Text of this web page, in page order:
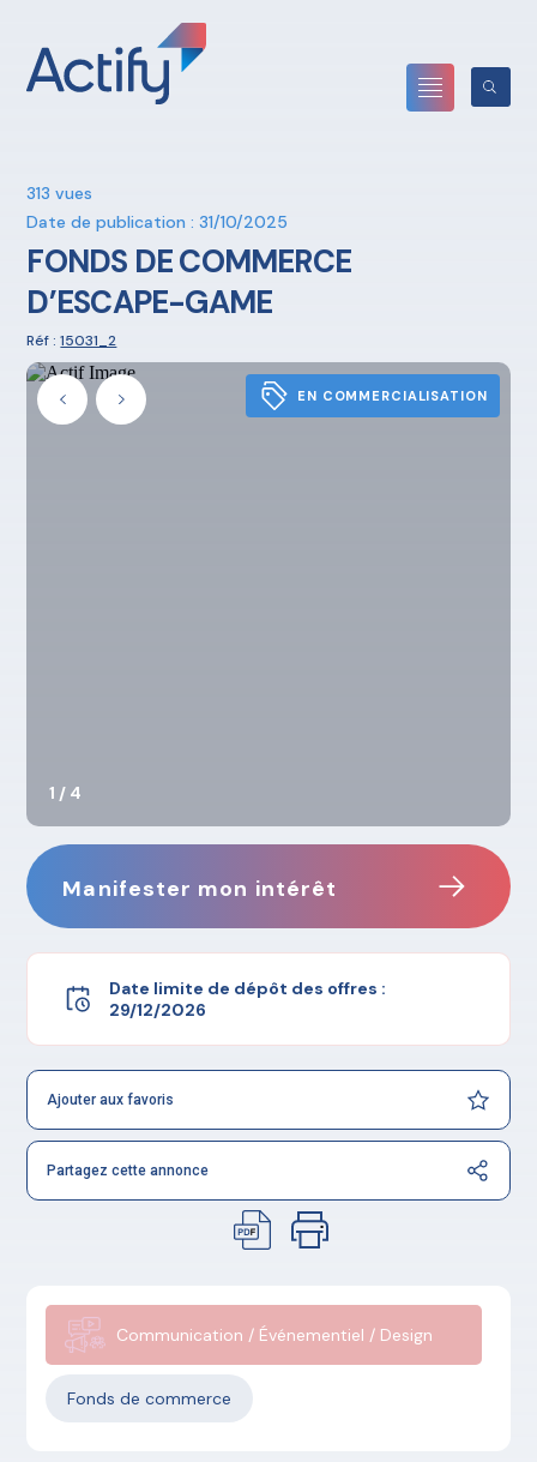
313 vues
Date de publication : 31/10/2025
FONDS DE COMMERCE
D’ESCAPE-GAME
Réf :15031_2
EN COMMERCIALISATION
1 / 4
Manifester mon intérêt
Date limite de dépôt des offres :
29/12/2026
Ajouter aux favoris
Partagez cette annonce
Communication / Événementiel / Design
Fonds de commerce